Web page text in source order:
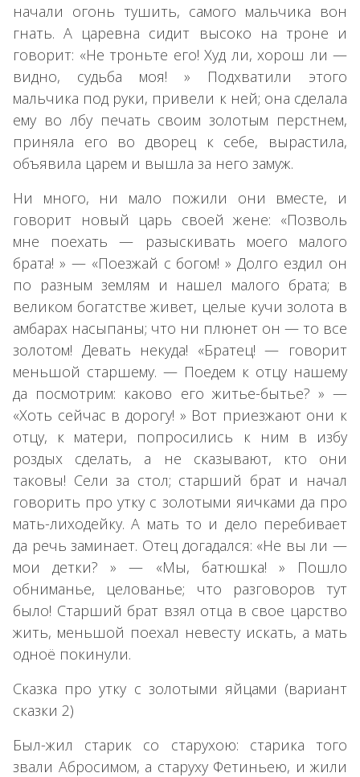
начали огонь тушить, самого мальчика вон
гнать. А царевна сидит высоко на троне и
говорит: «Не троньте его! Худ ли, хорош ли —
видно, судьба моя! » Подхватили этого
мальчика под руки, привели к ней; она сделала
ему во лбу печать своим золотым перстнем,
приняла его во дворец к себе, вырастила,
объявила царем и вышла за него замуж.
Ни много, ни мало пожили они вместе, и
говорит новый царь своей жене: «Позволь
мне поехать — разыскивать моего малого
брата! » — «Поезжай с богом! » Долго ездил он
по разным землям и нашел малого брата; в
великом богатстве живет, целые кучи золота в
амбарах насыпаны; что ни плюнет он — то все
золотом! Девать некуда! «Братец! — говорит
меньшой старшему. — Поедем к отцу нашему
да посмотрим: каково его житье-бытье? » —
«Хоть сейчас в дорогу! » Вот приезжают они к
отцу, к матери, попросились к ним в избу
роздых сделать, а не сказывают, кто они
таковы! Сели за стол; старший брат и начал
говорить про утку с золотыми яичками да про
мать-лиходейку. А мать то и дело перебивает
да речь заминает. Отец догадался: «Не вы ли —
мои детки? » — «Мы, батюшка! » Пошло
обниманье, целованье; что разговоров тут
было! Старший брат взял отца в свое царство
жить, меньшой поехал невесту искать, а мать
одноё покинули.
Сказка про утку с золотыми яйцами (вариант
сказки 2)
Был-жил старик со старухою: старика того
звали Абросимом, а старуху Фетиньею, и жили